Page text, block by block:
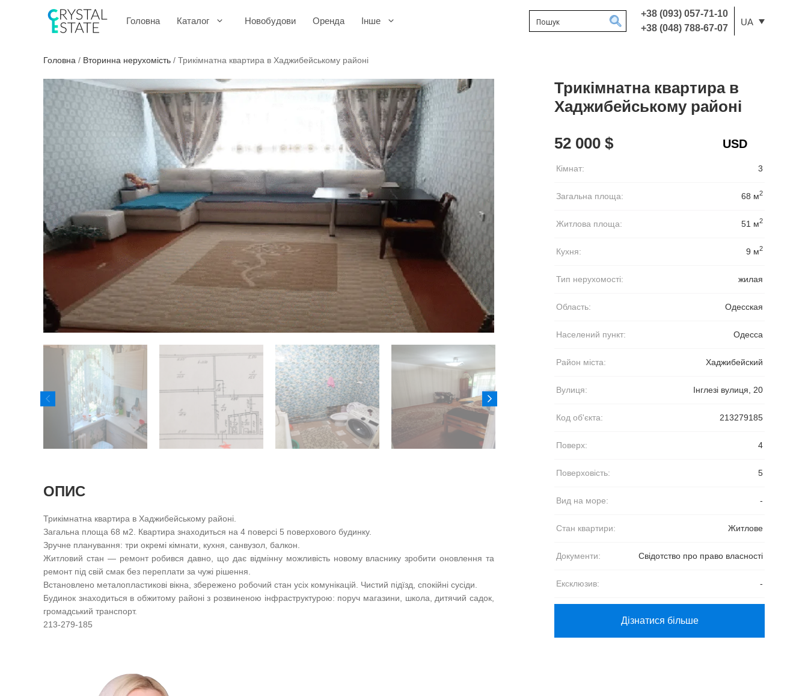
+38 (093) 057-71-10
+38 (048) 788-67-07
UA
Головна Каталог Новобудови Оренда Інше
Головна / Вторинна нерухомість / Трикімнатна квартира в Хаджибейському районі
ОПИС
Трикімнатна квартира в Хаджибейському районі.
Загальна площа 68 м2. Квартира знаходиться на 4 поверсі 5 поверхового будинку.
Зручне планування: три окремі кімнати, кухня, санвузол, балкон.
Житловий стан — ремонт робився давно, що дає відмінну можливість новому власнику зробити оновлення та
ремонт під свій смак без переплати за чужі рішення.
Встановлено металопластикові вікна, збережено робочий стан усіх комунікацій. Чистий підїзд, спокійні сусіди.
Будинок знаходиться в обжитому районі з розвиненою інфраструктурою: поруч магазини, школа, дитячий садок,
громадський транспорт.
213-279-185
Трикімнатна квартира в
Хаджибейському районі
52 000 $
Кімнат: 3
Загальна площа: 68 м2
Житлова площа: 51 м2
Кухня: 9 м2
Тип нерухомості: жилая
Область: Одесская
Населений пункт: Одесса
Район міста: Хаджибейский
Вулиця: Інглезі вулиця, 20
Код об'єкта: 213279185
Поверх: 4
Поверховість: 5
Вид на море: -
Стан квартири: Житлове
Документи: Свідотство про право власності
Ексклюзив: -
Дізнатися більше